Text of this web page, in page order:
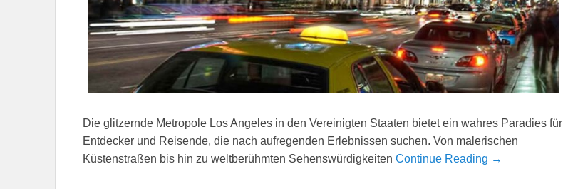
Die glitzernde Metropole Los Angeles in den Vereinigten Staaten bietet ein wahres Paradies für
Entdecker und Reisende, die nach aufregenden Erlebnissen suchen. Von malerischen
Küstenstraßen bis hin zu weltberühmten Sehenswürdigkeiten Continue Reading →